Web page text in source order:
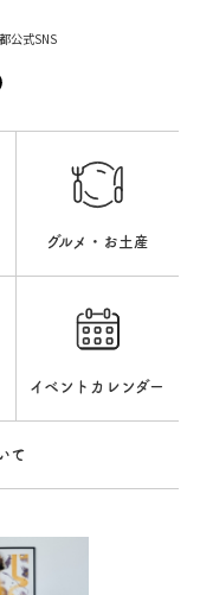
公式SNS
グルメ・お土産
イベントカレンダー
て